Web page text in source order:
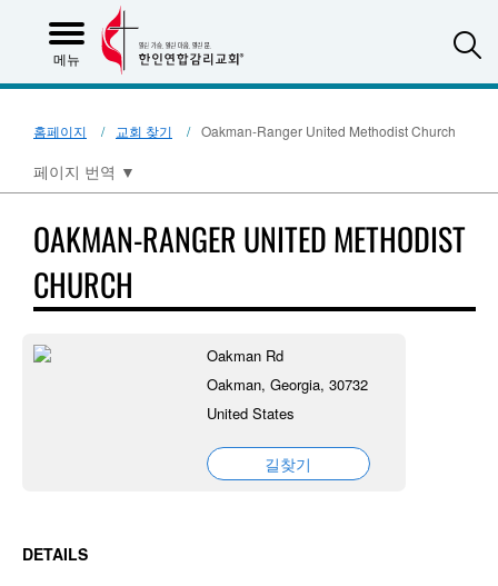
메뉴
홈페이지 교회 찾기 Oakman-Ranger United Methodist Church
페이지 번역 ▼
OAKMAN-RANGER UNITED METHODIST
CHURCH
Oakman Rd
Oakman, Georgia, 30732
United States
길찾기
DETAILS